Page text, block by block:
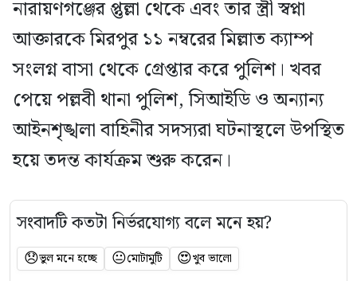
নারায়ণগঞ্জের প্তুল্লা থেকে এবং তার স্ত্রী স্বপ্না
আক্তারকে মিরপুর ১১ নম্বরের মিল্লাত ক্যাম্প
সংলগ্ন বাসা থেকে গ্রেপ্তার করে পুলিশ। খবর
পেয়ে পল্লবী থানা পুলিশ, সিআইডি ও অন্যান্য
আইনশৃঙ্খলা বাহিনীর সদস্যরা ঘটনাস্থলে উপস্থিত
হয়ে তদন্ত কার্যক্রম শুরু করেন।
সংবাদটি কতটা নির্ভরযোগ্য বলে মনে হয়?
😞ভুল মনে হচ্ছে 😐মোটামুটি 😍খুব ভালো